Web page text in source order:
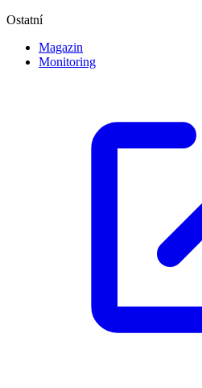
Ostatní
Magazin
Monitoring